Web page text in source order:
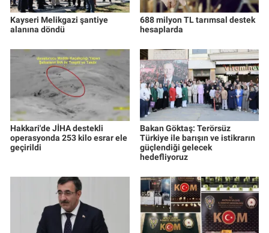
Kayseri Melikgazi şantiye
alanına döndü
688 milyon TL tarımsal destek
hesaplarda
Hakkari'de JİHA destekli
operasyonda 253 kilo esrar ele
geçirildi
Bakan Göktaş: Terörsüz
Türkiye ile barışın ve istikrarın
güçlendiği gelecek
hedefliyoruz